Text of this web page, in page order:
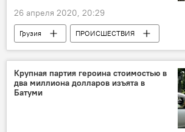
26 апреля 2020, 20:29
Грузия
ПРОИСШЕСТВИЯ
НОВОСТИ
Коронавирус COVID-19
Крупная партия героина стоимостью в
два миллиона долларов изъята в
Батуми